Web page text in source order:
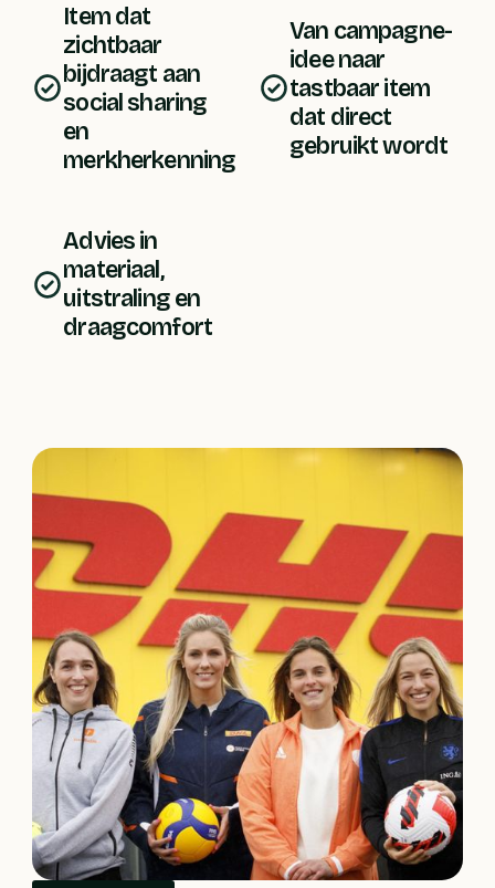
Item dat
zichtbaar
bijdraagt aan
social sharing
en
merkherkenning
Van campagne-
idee naar
tastbaar item
dat direct
gebruikt wordt
Advies in
materiaal,
uitstraling en
draagcomfort